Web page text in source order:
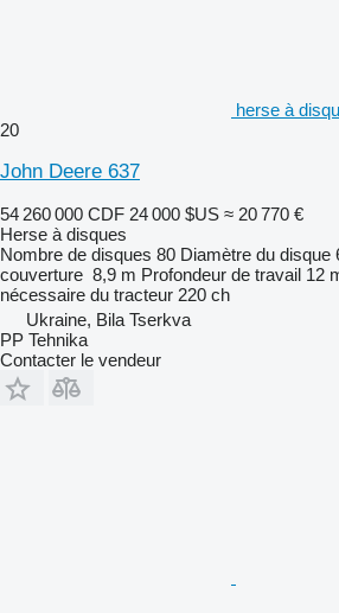
herse à
20
John Deere 637
54 260 000 CDF 24 000 $US ≈ 20 770 €
Herse à disques
Nombre de disques 80 Diamètre du disque
couverture 8,9 m Profondeur de travail 12
nécessaire du tracteur 220 ch
Ukraine, Bila Tserkva
PP Tehnika
Contacter le vendeur